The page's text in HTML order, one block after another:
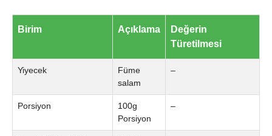
Birim Açıklama
Değerin
Türetilmesi
Yiyecek
Füme
salam
–
Porsiyon
100g
Porsiyon
–